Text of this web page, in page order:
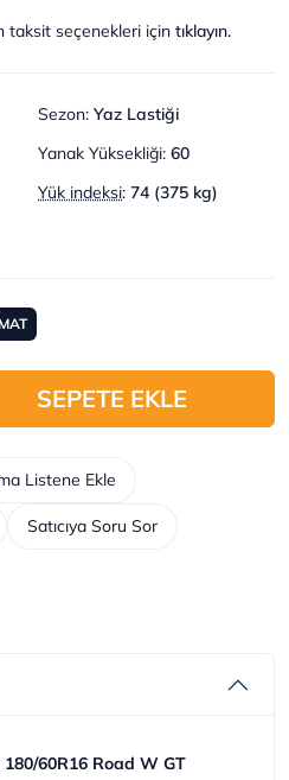
taksit seçenekleri için tıklayın.
Sezon: Yaz Lastiği
Yanak Yüksekliği: 60
Yük indeksi: 74 (375 kg)
SEPETE EKLE
Listene Ekle
Satıcıya Soru Sor
60R16 Road W GT